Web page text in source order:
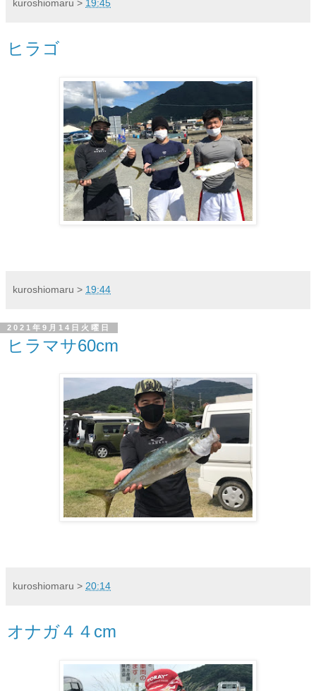
kuroshiomaru > 19:45
ヒラゴ
kuroshiomaru > 19:44
2021年9月14日火曜日
ヒラマサ60cm
kuroshiomaru > 20:14
オナガ４４cm